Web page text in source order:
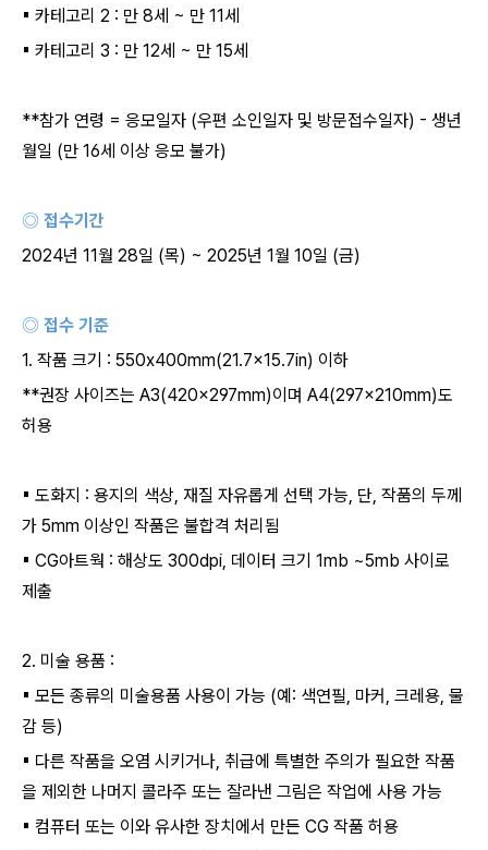
▪ 카테고리 2 : 만 8세 ~ 만 11세
▪ 카테고리 3 : 만 12세 ~ 만 15세
**참가 연령 = 응모일자 (우편 소인일자 및 방문접수일자) - 생년
월일 (만 16세 이상 응모 불가)
◎ 접수기간
2024년 11월 28일 (목) ~ 2025년 1월 10일 (금)
◎ 접수 기준
1. 작품 크기 : 550x400mm(21.7x15.7in) 이하
**권장 사이즈는 A3(420x297mm)이며 A4(297x210mm)도
허용
▪ 도화지 : 용지의 색상, 재질 자유롭게 선택 가능, 단, 작품의 두께
가 5mm 이상인 작품은 불합격 처리됨
▪ CG아트웍 : 해상도 300dpi, 데이터 크기 1mb ~5mb 사이로
제출
2. 미술 용품 :
▪ 모든 종류의 미술용품 사용이 가능 (예: 색연필, 마커, 크레용, 물
감 등)
▪ 다른 작품을 오염 시키거나, 취급에 특별한 주의가 필요한 작품
을 제외한 나머지 콜라주 또는 잘라낸 그림은 작업에 사용 가능
▪ 컴퓨터 또는 이와 유사한 장치에서 만든 CG 작품 허용